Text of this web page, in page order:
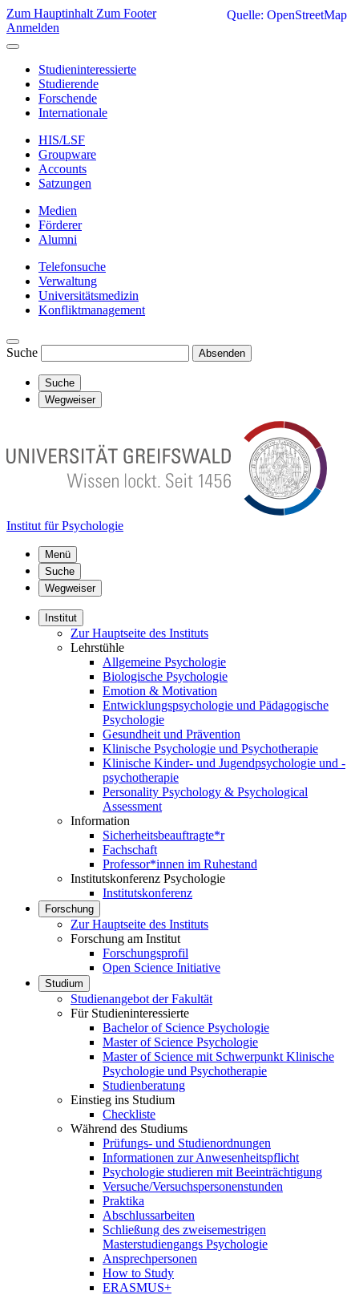
Zum Hauptinhalt Zum Footer
Anmelden
Studieninteressierte
Studierende
Forschende
Internationale
HIS/LSF
Groupware
Accounts
Satzungen
Medien
Förderer
Alumni
Telefonsuche
Verwaltung
Universitätsmedizin
Konfliktmanagement
Suche Absenden
Suche
Wegweiser
Institut für Psychologie
Menü
Suche
Wegweiser
Institut
Zur Hauptseite des Instituts
Lehrstühle
Allgemeine Psychologie
Biologische Psychologie
Emotion & Motivation
Entwicklungspsychologie und Pädagogische
Psychologie
Gesundheit und Prävention
Klinische Psychologie und Psychotherapie
Klinische Kinder- und Jugendpsychologie und -
psychotherapie
Personality Psychology & Psychological
Assessment
Information
Sicherheitsbeauftragte*r
Fachschaft
Professor*innen im Ruhestand
Institutskonferenz Psychologie
Institutskonferenz
Forschung
Zur Hauptseite des Instituts
Forschung am Institut
Forschungsprofil
Open Science Initiative
Studium
Studienangebot der Fakultät
Für Studieninteressierte
Bachelor of Science Psychologie
Master of Science Psychologie
Master of Science mit Schwerpunkt Klinische
Psychologie und Psychotherapie
Studienberatung
Einstieg ins Studium
Checkliste
Während des Studiums
Prüfungs- und Studienordnungen
Informationen zur Anwesenheitspflicht
Psychologie studieren mit Beeinträchtigung
Versuche/Versuchspersonenstunden
Praktika
Abschlussarbeiten
Schließung des zweisemestrigen
Masterstudiengangs Psychologie
Ansprechpersonen
How to Study
ERASMUS+
Quelle: OpenStreetMap